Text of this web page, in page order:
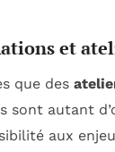
et
que des
sont autant
aux